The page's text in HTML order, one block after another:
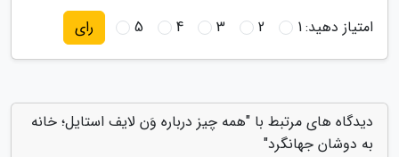
امتیاز دهید:1
2
3
4
5 رای
دیدگاه های مرتبط با "همه چیز درباره وَن لایف استایل؛ خانه
به دوشان جهانگرد"